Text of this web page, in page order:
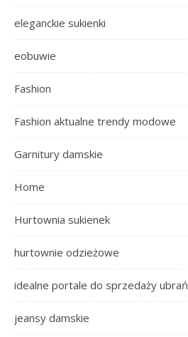
eleganckie sukienki
eobuwie
Fashion
Fashion aktualne trendy modowe
Garnitury damskie
Home
Hurtownia sukienek
hurtownie odzieżowe
idealne portale do sprzedaży ubrań
jeansy damskie